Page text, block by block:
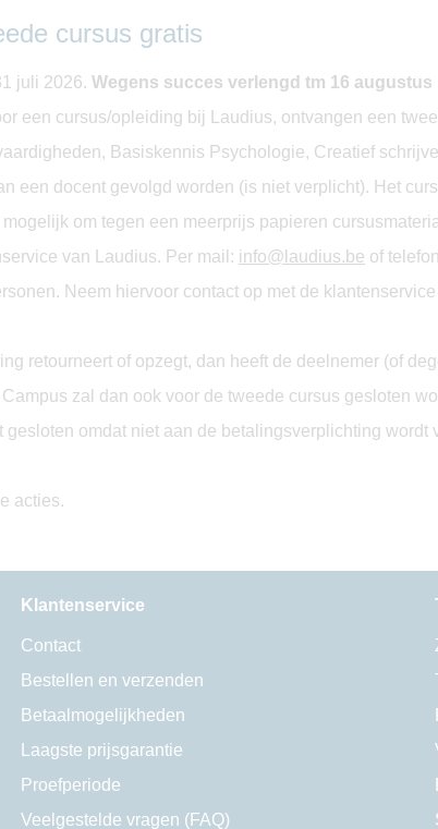
cursus gratis
juli 2026. Wegens succes verlengd tm 16 augustus
een cursus/opleiding bij Laudius, ontvangen een
Basiskennis Psychologie, Creatief
een docent gevolgd worden (is niet verplicht). Het
om tegen een meerprijs papieren
van Laudius. Per mail: info@laudius.be of
Neem hiervoor contact op met de
retourneert of opzegt, dan heeft de deelnemer (of
zal dan ook voor de tweede cursus gesloten
omdat niet aan de betalingsverplichting
acties.
Klantenservice
Contact
Bestellen en verzenden
Betaalmogelijkheden
Laagste prijsgarantie
Proefperiode
Veelgestelde vragen (FAQ)